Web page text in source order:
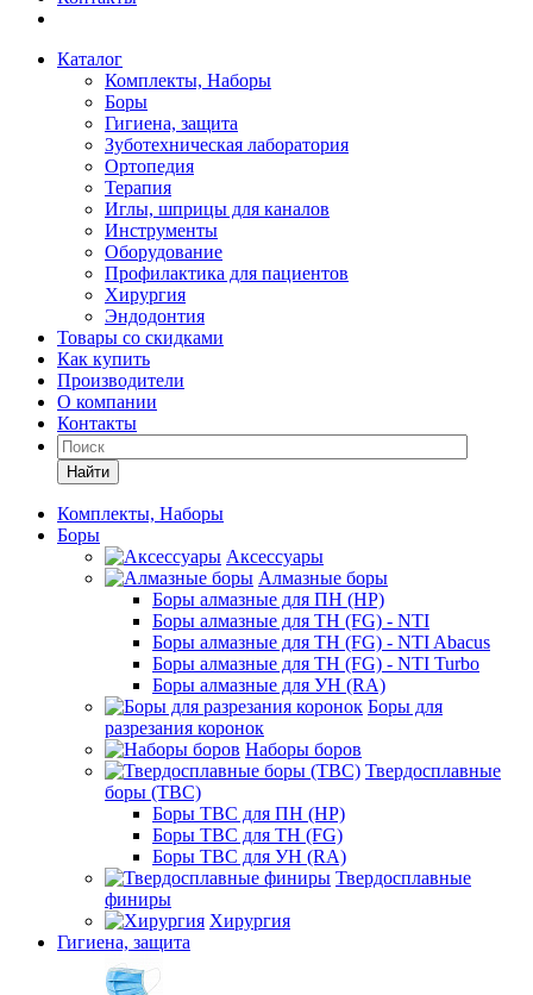
Каталог
Комплекты, Наборы
Боры
Гигиена, защита
Зуботехническая лаборатория
Ортопедия
Терапия
Иглы, шприцы для каналов
Инструменты
Оборудование
Профилактика для пациентов
Хирургия
Эндодонтия
Товары со скидками
Как купить
Производители
О компании
Контакты
Найти
Комплекты, Наборы
Боры
Аксессуары
Алмазные боры
Боры алмазные для ПН (HP)
Боры алмазные для ТН (FG) - NTI
Боры алмазные для ТН (FG) - NTI Abacus
Боры алмазные для ТН (FG) - NTI Turbo
Боры алмазные для УН (RA)
Боры для
разрезания коронок
Наборы боров
Твердосплавные
боры (ТВС)
Боры ТВС для ПН (HP)
Боры ТВС для ТН (FG)
Боры ТВС для УН (RA)
Твердосплавные
финиры
Хирургия
Гигиена, защита